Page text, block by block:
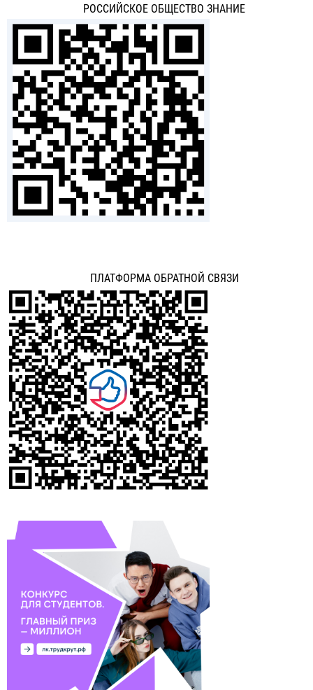
РОССИЙСКОЕ ОБЩЕСТВО ЗНАНИЕ
ПЛАТФОРМА ОБРАТНОЙ СВЯЗИ